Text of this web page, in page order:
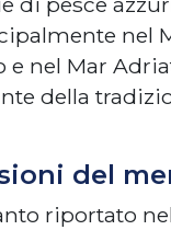
nel
e nel Mar
della
del
riportato